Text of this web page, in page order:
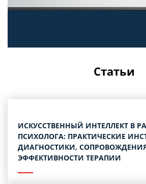
Статьи
ИСКУССТВЕННЫЙ ИНТЕЛЛЕКТ В
ПСИХОЛОГА: ПРАКТИЧЕСКИЕ
ДИАГНОСТИКИ,
ЭФФЕКТИВНОСТИ ТЕРАПИИ